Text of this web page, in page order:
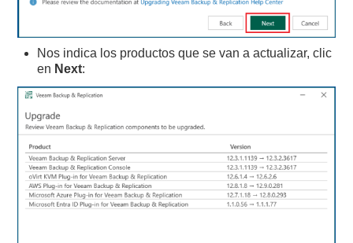
Nos indica los productos que se van a actualizar, clic
en Next: